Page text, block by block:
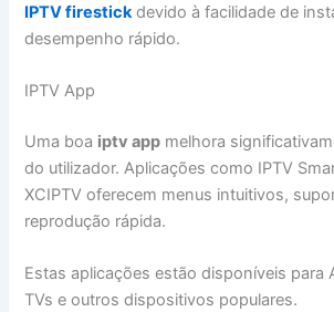
IPTV firestickdevido à facilidade de
desempenho rápido.
IPTV App
Uma boa iptv app melhora
do utilizador. Aplicações como IPTV
XCIPTV oferecem menus intuitivos,
reprodução rápida.
Estas aplicações estão disponíveis para
TVs e outros dispositivos populares.